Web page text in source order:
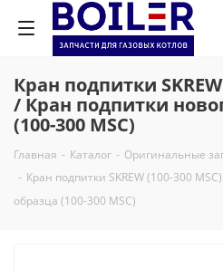
Кран подпитки
/ Кран подпитки
(100-300 MSC)
Главная - Каталог - Оригинальные
- Кран подпитки SKREW (100-300
образца (100-300 MSC)